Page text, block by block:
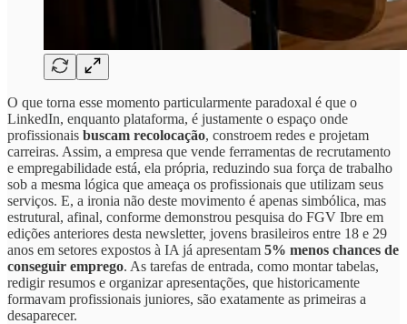
O que torna esse momento particularmente paradoxal é que o
LinkedIn, enquanto plataforma, é justamente o espaço onde
profissionais buscam recolocação, constroem redes e projetam
carreiras. Assim, a empresa que vende ferramentas de recrutamento
e empregabilidade está, ela própria, reduzindo sua força de trabalho
sob a mesma lógica que ameaça os profissionais que utilizam seus
serviços. E, a ironia não deste movimento é apenas simbólica, mas
estrutural, afinal, conforme demonstrou pesquisa do FGV Ibre em
edições anteriores desta newsletter, jovens brasileiros entre 18 e 29
anos em setores expostos à IA já apresentam 5% menos chances de
conseguir emprego. As tarefas de entrada, como montar tabelas,
redigir resumos e organizar apresentações, que historicamente
formavam profissionais juniores, são exatamente as primeiras a
desaparecer.